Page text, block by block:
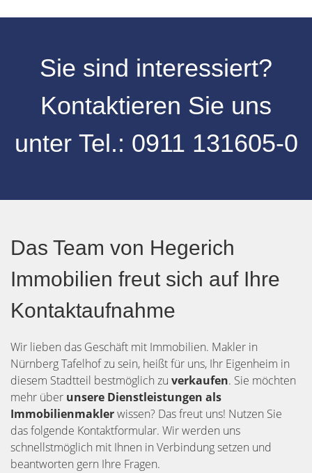
Sie sind interessiert?
Kontaktieren Sie uns
unter Tel.: 0911 131605-0
Das Team von Hegerich
Immobilien freut sich auf Ihre
Kontaktaufnahme
Wir lieben das Geschäft mit Immobilien. Makler in
Nürnberg Tafelhof zu sein, heißt für uns, Ihr Eigenheim in
diesem Stadtteil bestmöglich zu verkaufen. Sie möchten
mehr über unsere Dienstleistungen als
Immobilienmaklerwissen? Das freut uns! Nutzen Sie
das folgende Kontaktformular. Wir werden uns
schnellstmöglich mit Ihnen in Verbindung setzen und
beantworten gern Ihre Fragen.